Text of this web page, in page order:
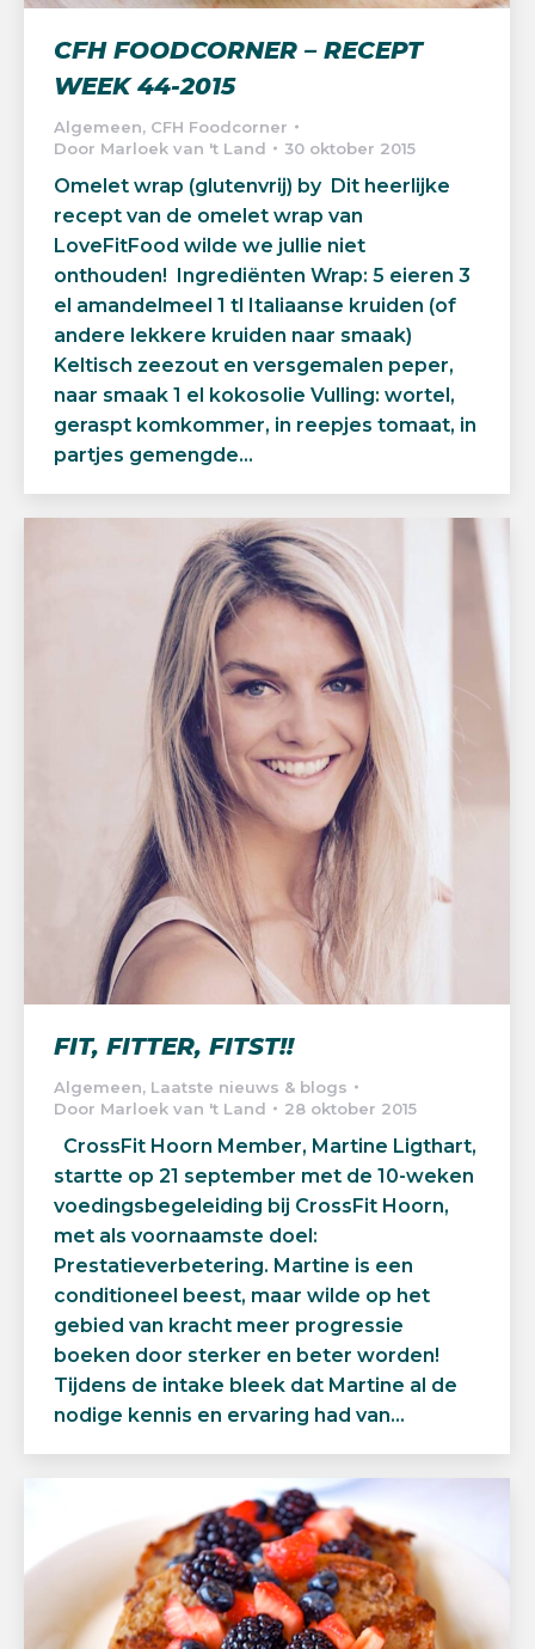
CFH FOODCORNER – RECEPT
WEEK 44-2015
Algemeen, CFH Foodcorner
Door Marloek van 't Land 30 oktober 2015
Omelet wrap (glutenvrij) by Dit heerlijke
recept van de omelet wrap van
LoveFitFood wilde we jullie niet
onthouden! Ingrediënten Wrap: 5 eieren 3
el amandelmeel 1 tl Italiaanse kruiden (of
andere lekkere kruiden naar smaak)
Keltisch zeezout en versgemalen peper,
naar smaak 1 el kokosolie Vulling: wortel,
geraspt komkommer, in reepjes tomaat, in
partjes gemengde…
FIT, FITTER, FITST!!
Algemeen, Laatste nieuws & blogs
Door Marloek van 't Land 28 oktober 2015
CrossFit Hoorn Member, Martine Ligthart,
startte op 21 september met de 10-weken
voedingsbegeleiding bij CrossFit Hoorn,
met als voornaamste doel:
Prestatieverbetering. Martine is een
conditioneel beest, maar wilde op het
gebied van kracht meer progressie
boeken door sterker en beter worden!
Tijdens de intake bleek dat Martine al de
nodige kennis en ervaring had van…